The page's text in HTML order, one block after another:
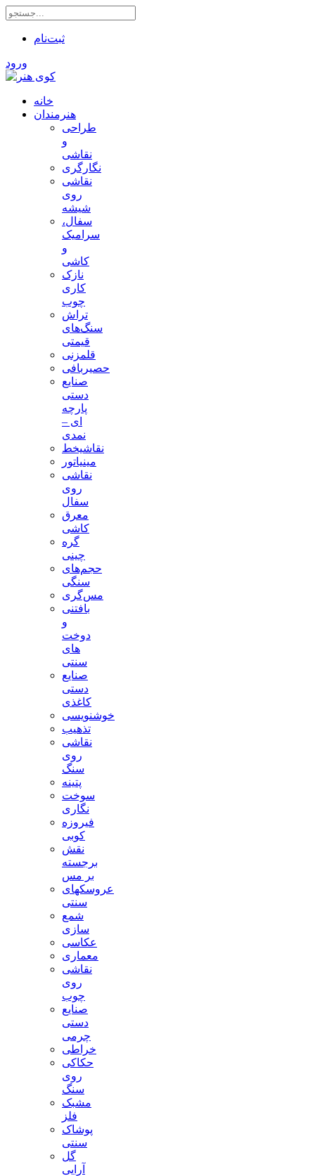
ثبت‌نام
ورود
خانه
هنرمندان
طراحی
و
نقاشی
نگارگری
نقاشی
روی
شیشه
سفال،
سرامیک
و
کاشی
نازک
کاری
چوب
تراش
سنگ‌های
قیمتی
قلمزنی
حصیربافی
صنایع
دستی
پارچه
ای –
نمدی
نقاشیخط
مینیاتور
نقاشی
روی
سفال
معرق
کاشی
گره
چینی
حجم‌های
سنگی
مس‌گری
بافتنی‌
و
دوخت
های
سنتی
صنایع
دستی
کاغذی
خوشنویسی
تذهیب
نقاشی
روی
سنگ
پتینه
سوخت
نگاری
فیروزه
کوبی
نقش
برجسته
بر مس
عروسکهای
سنتی
شمع
سازی
عکاسی
معماری
نقاشی
روی
چوب
صنایع
دستی
چرمی
خراطی
حکاکی
روی
سنگ
مشبک
فلز
پوشاک
سنتی
گل
آرایی